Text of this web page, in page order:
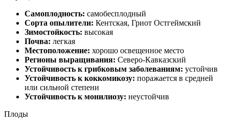
Самоплодность: самобесплодный
Сорта опылители: Кентская, Гриот Остгеймский
Зимостойкость: высокая
Почва: легкая
Местоположение: хорошо освещенное место
Регионы выращивания: Северо-Кавказский
Устойчивость к грибковым заболеваниям: устойчив
Устойчивость к коккомикозу: поражается в средней
или сильной степени
Устойчивость к монилиозу: неустойчив
Плоды